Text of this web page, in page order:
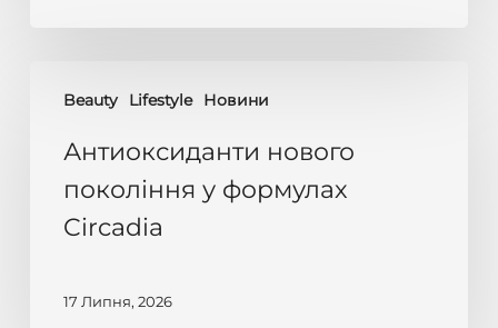
Beauty Lifestyle Новини
нового
покоління
формулах
Circadia
Антиоксиданти нового
покоління у формулах
Circadia
17 Липня, 2026